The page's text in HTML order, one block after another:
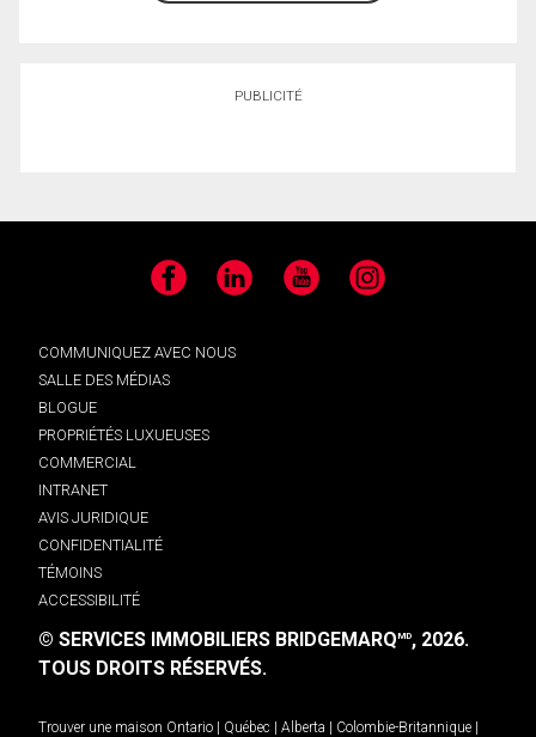
PUBLICITÉ
Facebook LinkedIn YouTube Instagram
COMMUNIQUEZ AVEC NOUS
SALLE DES MÉDIAS
BLOGUE
PROPRIÉTÉS LUXUEUSES
COMMERCIAL
INTRANET
AVIS JURIDIQUE
CONFIDENTIALITÉ
TÉMOINS
ACCESSIBILITÉ
© SERVICES IMMOBILIERS BRIDGEMARQMD, 2026.
TOUS DROITS RÉSERVÉS.
Trouver une maison Ontario | Québec | Alberta | Colombie-Britannique |